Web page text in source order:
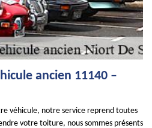
ancien 11140 –
véhicule, notre service reprend toutes
votre toiture, nous sommes présents